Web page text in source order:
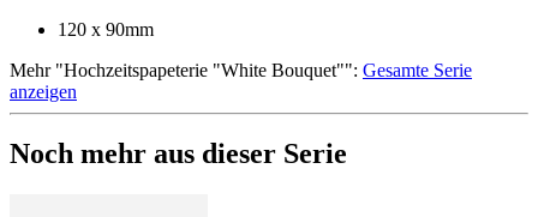
120 x 90mm
Mehr"Hochzeitspapeterie "White Bouquet"": Gesamte Serie
anzeigen
Noch mehr aus dieser Serie